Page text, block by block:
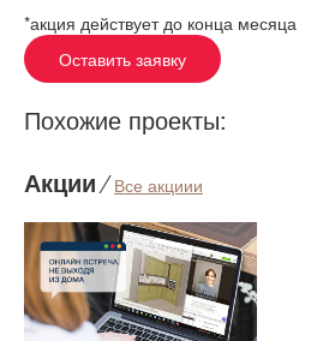
*акция действует до конца месяца
Оставить заявку
Похожие проекты:
Акции⁄Все акциии